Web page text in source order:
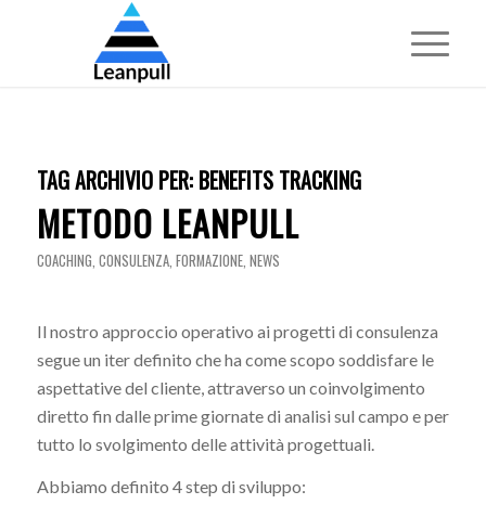
TAG ARCHIVIO PER: BENEFITS TRACKING
METODO LEANPULL
COACHING, CONSULENZA, FORMAZIONE, NEWS
Il nostro approccio operativo ai progetti di consulenza
segue un iter definito che ha come scopo soddisfare le
aspettative del cliente, attraverso un coinvolgimento
diretto fin dalle prime giornate di analisi sul campo e per
tutto lo svolgimento delle attività progettuali.
Abbiamo definito 4 step di sviluppo: